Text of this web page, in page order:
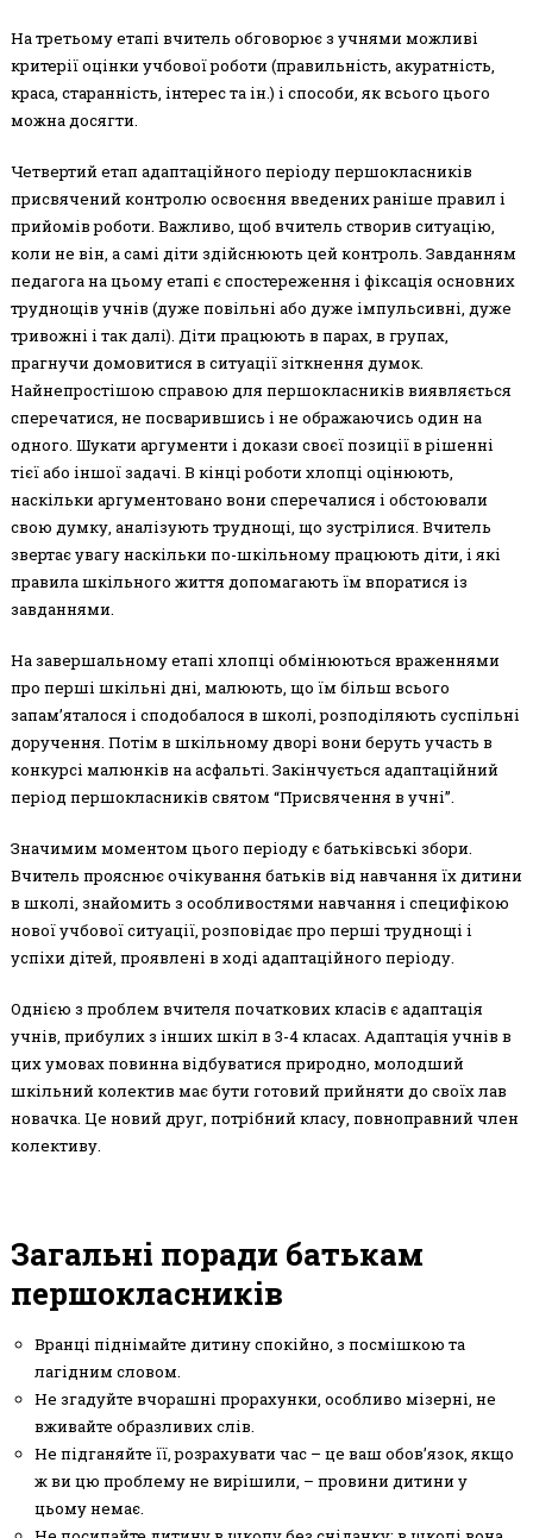
На третьому етапі вчитель обговорює з учнями можливі
критерії оцінки учбової роботи (правильність, акуратність,
краса, старанність, інтерес та ін.) і способи, як всього цього
можна досягти.
Четвертий етап адаптаційного періоду першокласників
присвячений контролю освоєння введених раніше правил і
прийомів роботи. Важливо, щоб вчитель створив ситуацію,
коли не він, а самі діти здійснюють цей контроль. Завданням
педагога на цьому етапі є спостереження і фіксація основних
труднощів учнів (дуже повільні або дуже імпульсивні, дуже
тривожні і так далі). Діти працюють в парах, в групах,
прагнучи домовитися в ситуації зіткнення думок.
Найнепростішою справою для першокласників виявляється
сперечатися, не посварившись і не ображаючись один на
одного. Шукати аргументи і докази своєї позиції в рішенні
тієї або іншої задачі. В кінці роботи хлопці оцінюють,
наскільки аргументовано вони сперечалися і обстоювали
свою думку, аналізують труднощі, що зустрілися. Вчитель
звертає увагу наскільки по-шкільному працюють діти, і які
правила шкільного життя допомагають їм впоратися із
завданнями.
На завершальному етапі хлопці обмінюються враженнями
про перші шкільні дні, малюють, що їм більш всього
запам’яталося і сподобалося в школі, розподіляють суспільні
доручення. Потім в шкільному дворі вони беруть участь в
конкурсі малюнків на асфальті. Закінчується адаптаційний
період першокласників святом “Присвячення в учні”.
Значимим моментом цього періоду є батьківські збори.
Вчитель прояснює очікування батьків від навчання їх дитини
в школі, знайомить з особливостями навчання і специфікою
нової учбової ситуації, розповідає про перші труднощі і
успіхи дітей, проявлені в ході адаптаційного періоду.
Однією з проблем вчителя початкових класів є адаптація
учнів, прибулих з інших шкіл в 3-4 класах. Адаптація учнів в
цих умовах повинна відбуватися природно, молодший
шкільний колектив має бути готовий прийняти до своїх лав
новачка. Це новий друг, потрібний класу, повноправний член
колективу.
Загальні поради батькам
першокласників
Вранці піднімайте дитину спокійно, з посмішкою та
лагідним словом.
Не згадуйте вчорашні прорахунки, особливо мізерні, не
вживайте образливих слів.
Не підганяйте її, розрахувати час – це ваш обов’язок, якщо
ж ви цю проблему не вирішили, – провини дитини у
цьому немає.